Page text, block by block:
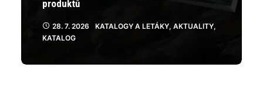
produktů
28. 7. 2026 KATALOGY A LETÁKY, AKTUALITY,
KATALOG